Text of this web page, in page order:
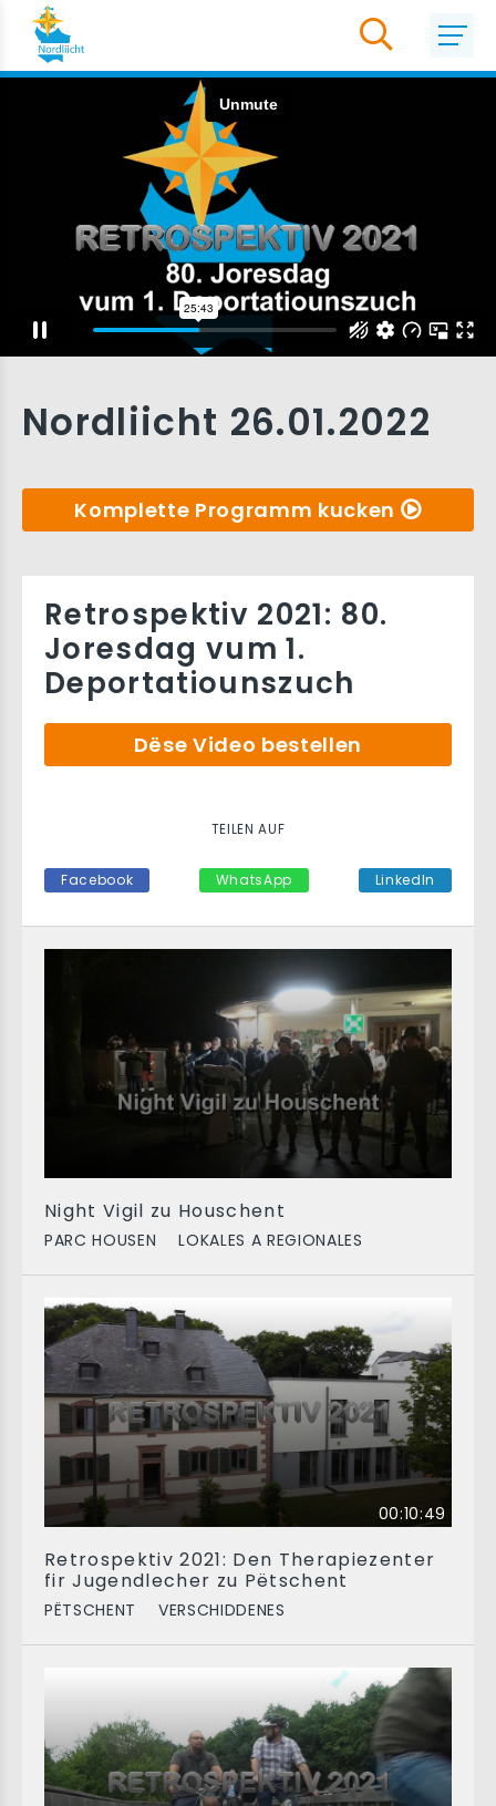
Nordliicht 26.01.2022
Komplette Programm kucken
Night Vigil zu Houschent
PARC HOUSEN LOKALES A REGIONALES
00:10:49
Retrospektiv 2021: Den Therapiezenter
fir Jugendlecher zu Pëtschent
PËTSCHENT VERSCHIDDENES
Retrospektiv 2021: 80.
Joresdag vum 1.
Deportatiounszuch
Dëse Video bestellen
TEILEN AUF
Facebook WhatsApp LinkedIn